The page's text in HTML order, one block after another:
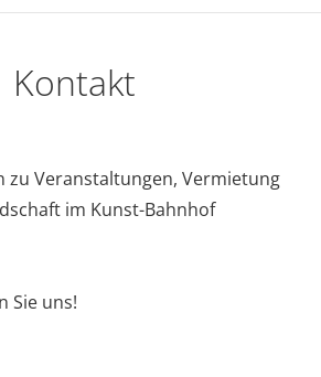
KLAVIER
Kontakt
zu Veranstaltungen, Vermietung
im Kunst-Bahnhof
Sie uns!